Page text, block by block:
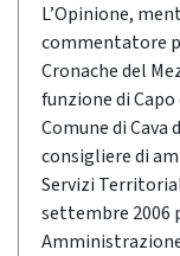
L’Opinione,
commentatore
Cronache del
funzione di
Comune di Cava
consigliere di
Servizi
settembre 2006